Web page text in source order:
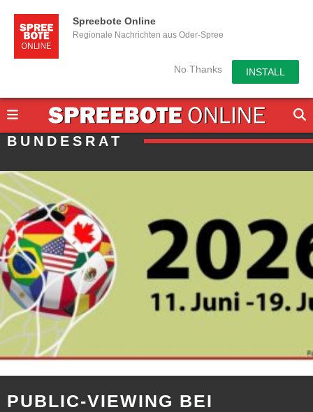
Spreebote Online
Regionale Nachrichten aus Oder-Spree
No Thanks INSTALL
BUNDESRAT
PUBLIC-VIEWING BEI